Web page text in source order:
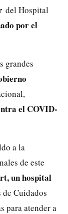
del Hospital
por el
grandes
el COVID-
a la
de este
un hospital
de Cuidados
para atender a